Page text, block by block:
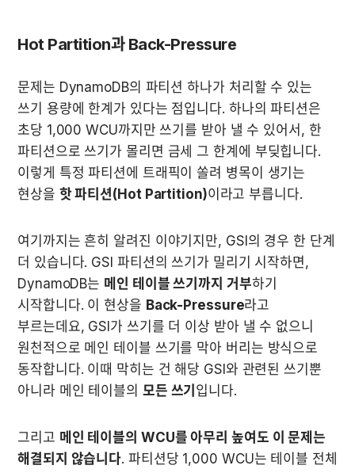
Hot Partition과 Back-Pressure
문제는 DynamoDB의 파티션 하나가 처리할 수 있는
쓰기 용량에 한계가 있다는 점입니다. 하나의 파티션은
초당 1,000 WCU까지만 쓰기를 받아 낼 수 있어서, 한
파티션으로 쓰기가 몰리면 금세 그 한계에 부딪힙니다.
이렇게 특정 파티션에 트래픽이 쏠려 병목이 생기는
현상을 핫 파티션(Hot Partition)이라고 부릅니다.
여기까지는 흔히 알려진 이야기지만, GSI의 경우 한 단계
더 있습니다. GSI 파티션의 쓰기가 밀리기 시작하면,
DynamoDB는 메인 테이블 쓰기까지 거부하기
시작합니다. 이 현상을 Back-Pressure라고
부르는데요, GSI가 쓰기를 더 이상 받아 낼 수 없으니
원천적으로 메인 테이블 쓰기를 막아 버리는 방식으로
동작합니다. 이때 막히는 건 해당 GSI와 관련된 쓰기뿐
아니라 메인 테이블의 모든 쓰기 입니다.
그리고 메인 테이블의 WCU를 아무리 높여도 이 문제는
해결되지 않습니다. 파티션당 1,000 WCU는 테이블 전체